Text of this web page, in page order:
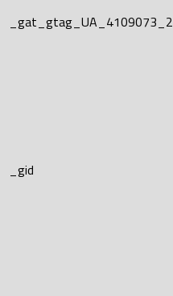
_gat_gtag_UA_4109073_2
_gid